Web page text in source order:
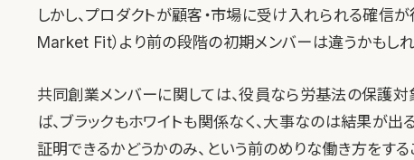
しかし、プロダクトが顧客・市場に受け入れられる確信
Market Fit）より前の段階の初期メンバーは違うかもしれ
共同創業メンバーに関しては、役員なら労基法の保護対
ば、ブラックもホワイトも関係なく、大事なのは結果が
証明できるかどうかのみ、という前のめりな働き方をす